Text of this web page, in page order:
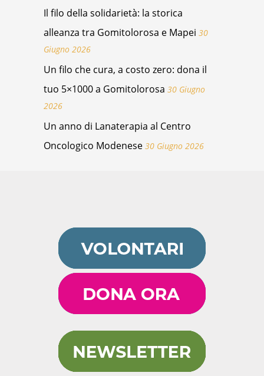
Il filo della solidarietà: la storica
alleanza tra Gomitolorosa e Mapei 30
Giugno 2026
Un filo che cura, a costo zero: dona il
tuo 5×1000 a Gomitolorosa 30 Giugno
2026
Un anno di Lanaterapia al Centro
Oncologico Modenese 30 Giugno 2026